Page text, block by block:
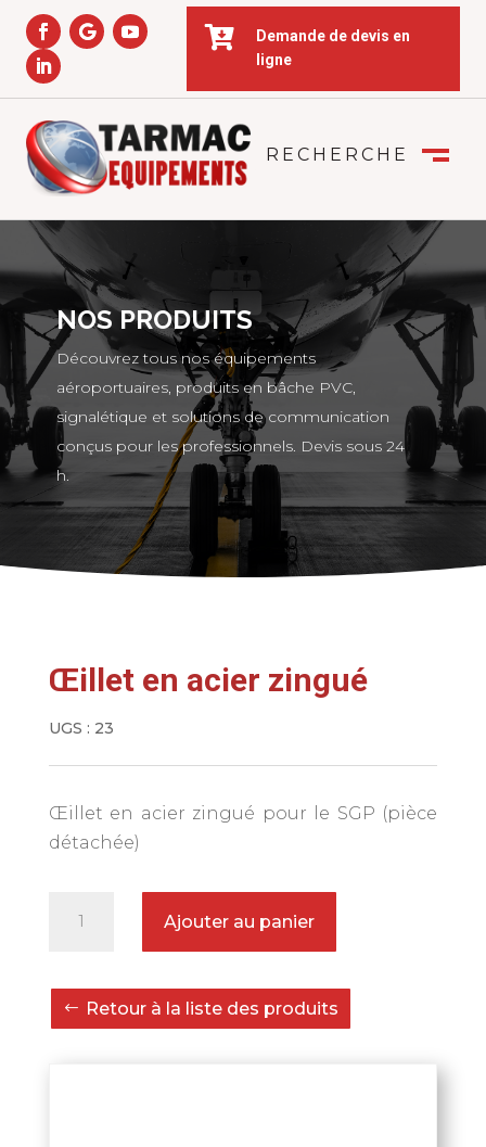

Demande de devis en
ligne
RECHERCHE
NOS PRODUITS
Découvrez tous nos équipements
aéroportuaires, produits en bâche PVC,
signalétique et solutions de communication
conçus pour les professionnels. Devis sous 24
h.
Œillet en acier zingué
UGS : 23
Œillet en acier zingué pour le SGP (pièce
détachée)
en
acier
Ajouter au panier
Retour à la liste des produits